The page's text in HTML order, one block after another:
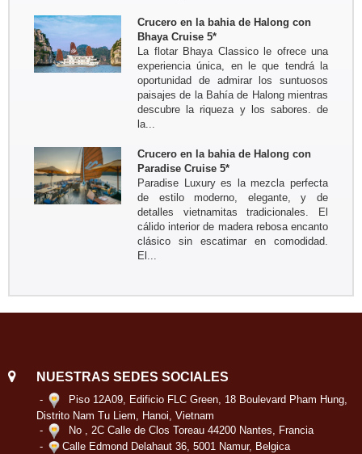
- Bahia de Halong - Tren nocturno...
Groupo: Sr BRIEUC de Meeus y
Sra Sibylle SMETS
Circuito a medida para descubrir el
sur de Vietnam y el Camboya del 4
marzo al 14 marzo 2017
Bruselas - Saigon - Tay Ninh -
Crucero en la bahia de Halong con
Bhaya Cruise 5*
La flotar Bhaya Classico le ofrece una
experiencia única, en le que tendrá la
oportunidad de admirar los suntuosos
paisajes de la Bahía de Halong mientras
descubre la riqueza y los sabores. de
la...
Crucero en la bahia de Halong con
Paradise Cruise 5*
Paradise Luxury es la mezcla perfecta
de estilo moderno, elegante, y de
detalles vietnamitas tradicionales. El
cálido interior de madera rebosa encanto
clásico sin escatimar en comodidad.
El...
NUESTRAS SEDES SOCIALES
-
Piso 12A09, Edificio FLC Green, 18 Boulevard Pham Hung,
Distrito Nam Tu Liem, Hanoi, Vietnam
-
No , 2C Calle de Clos Toreau 44200 Nantes, Francia
-
Calle Edmond Delahaut 36, 5001 Namur, Belgica